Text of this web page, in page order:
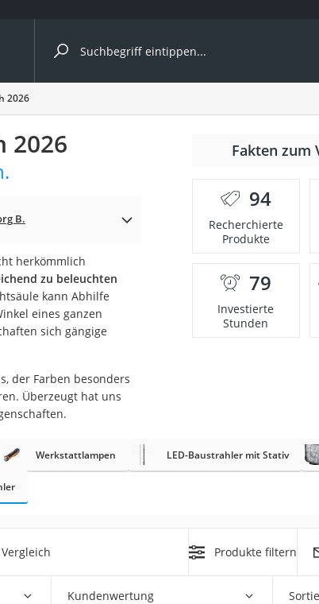
nach Kategorie
2026
2026
B.
herkömmlich
zu beleuchten
kann Abhilfe
eines ganzen
sich gängige
der Farben besonders
Überzeugt hat uns
Fakten zum
94
Recherchierte
Produkte
79
Investierte
Stunden
Werkstattlampen LED-Baustrahler mit Stativ
Produkte filtern
Kundenwertung